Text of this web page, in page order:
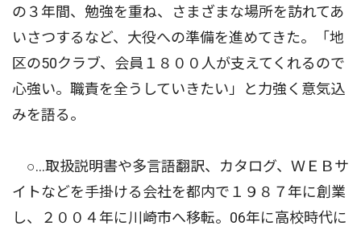
の３年間、勉強を重ね、さまざまな場所を訪れてあ
いさつするなど、大役への準備を進めてきた。「地
区の50クラブ、会員１８００人が支えてくれるので
心強い。職責を全うしていきたい」と力強く意気込
みを語る。
○…取扱説明書や多言語翻訳、カタログ、ＷＥＢサ
イトなどを手掛ける会社を都内で１９８７年に創業
し、２００４年に川崎市へ移転。06年に高校時代に